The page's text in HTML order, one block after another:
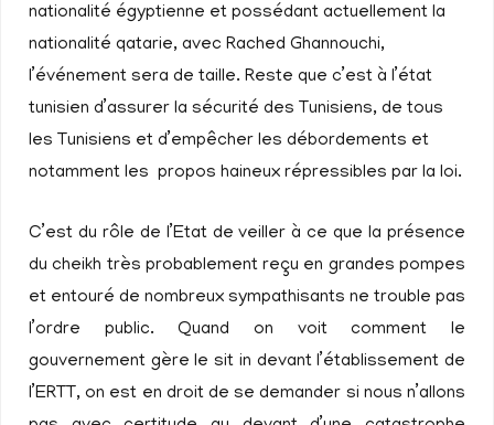
nationalité égyptienne et possédant actuellement la
nationalité qatarie, avec Rached Ghannouchi,
l’événement sera de taille. Reste que c’est à l’état
tunisien d’assurer la sécurité des Tunisiens, de tous
les Tunisiens et d’empêcher les débordements et
notamment les propos haineux répressibles par la loi.
C’est du rôle de l’Etat de veiller à ce que la présence
du cheikh très probablement reçu en grandes pompes
et entouré de nombreux sympathisants ne trouble pas
l’ordre public. Quand on voit comment le
gouvernement gère le sit in devant l’établissement de
l’ERTT, on est en droit de se demander si nous n’allons